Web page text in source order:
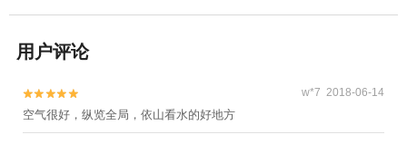
用户评论

 w*7 2018-06-14
空气很好，纵览全局，依山看水的好地方